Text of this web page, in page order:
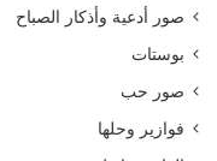
صور أدعية وأذكار الصباح
بوستات
صور حب
فوازير وحلها